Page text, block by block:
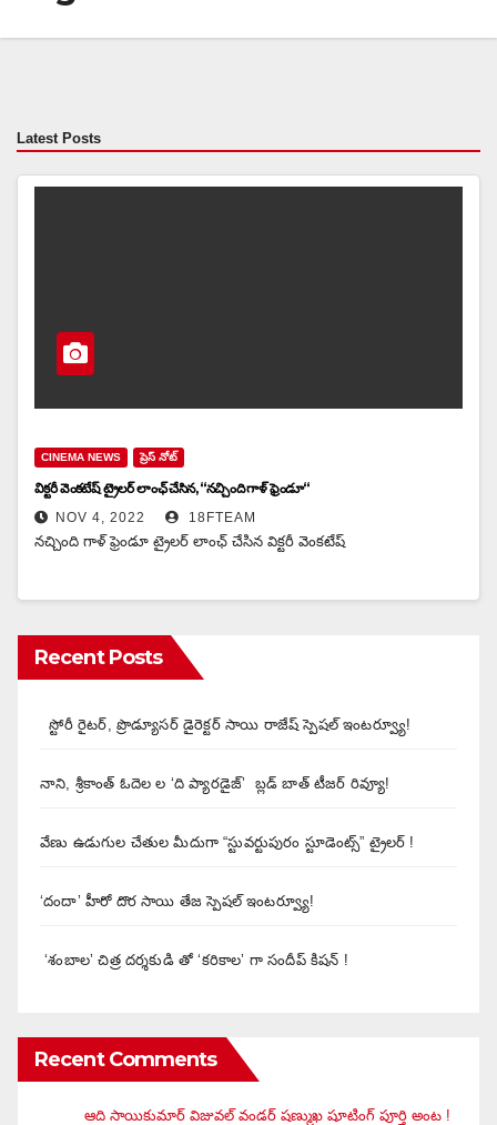
Latest Posts
CINEMA NEWS ప్రెస్ నోట్
విక్టరీ వెంకటేష్ ట్రైలర్ లాంఛ్ చేసిన, “నచ్చింది గాళ్ ఫ్రెండూ“
NOV 4, 2022 18FTEAM
నచ్చింది గాళ్ ఫ్రెండూ ట్రైలర్ లాంఛ్ చేసిన విక్టరీ వెంకటేష్
Recent Posts
స్టోరీ రైటర్, ప్రొడ్యూసర్ డైరెక్టర్ సాయి రాజేష్ స్పెషల్ ఇంటర్వ్యూ!
నాని, శ్రీకాంత్ ఓదెల ల ‘ది ప్యారడైజ్’ బ్లడ్ బాత్ టీజర్ రివ్యూ!
వేణు ఉడుగుల చేతుల మీదుగా “స్టువర్టుపురం స్టూడెంట్స్” ట్రైలర్ !
‘దందా’ హీరో దొర సాయి తేజ స్పెషల్ ఇంటర్వ్యూ!
‘శంబాల’ చిత్ర దర్శకుడి తో ‘కరికాల’ గా సందీప్ కిషన్ !
Recent Comments
ఆది సాయికుమార్ విజువ‌ల్ వండ‌ర్ ష‌ణ్ముఖ షూటింగ్ పూర్తి అంట !